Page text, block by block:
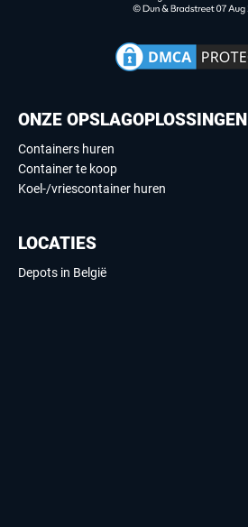
ONZE OPSLAGOPLOSSINGEN
Containers huren
Container te koop
Koel-/vriescontainer huren
LOCATIES
Depots in België